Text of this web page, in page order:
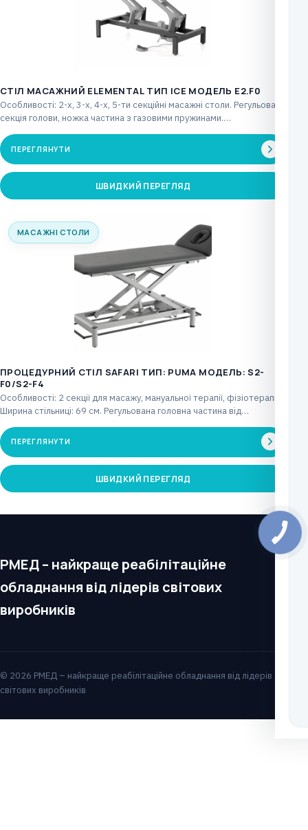
СТІЛ МАСАЖНИЙ ELEMENTAL ТИП ICE МОДЕЛЬ E2.F0
Особливості: 2-х, 3-х, 4-х, 5-ти секційні масажні столи. Регульована
секція голови, ножка частина з газовими пружинами.…
ПЕРЕГЛЯНУТИ
ШВИДКИЙ ПЕРЕГЛЯД
МАСАЖНІ СТОЛИ
ПРОЦЕДУРНИЙ СТІЛ SAFARI ТИП: PUMA МОДЕЛЬ: S2-
F0/S2-F4
Особливості: 2 секції для масажу, мануальної терапії, фізіотерапії.
Ширина стільниці: 69 см. Регульована головна частина від…
ПЕРЕГЛЯНУТИ
ШВИДКИЙ ПЕРЕГЛЯД
РМЕД – найкраще реабілітаційне
обладнання від лідерів світових
виробників
© 2026 РМЕД – найкраще реабілітаційне обладнання від лідерів
світових виробників